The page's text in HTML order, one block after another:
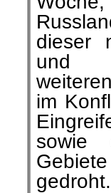
dieser
und
im
sowie
gedroht.